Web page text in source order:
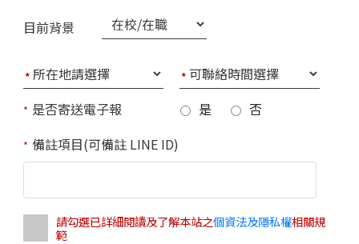
目前背景
* *
* 是否寄送電子報 是 否
* 備註項目(可備註 LINE ID)
請勾選已詳細閱讀及了解本站之個資法及隱私權相關規
範